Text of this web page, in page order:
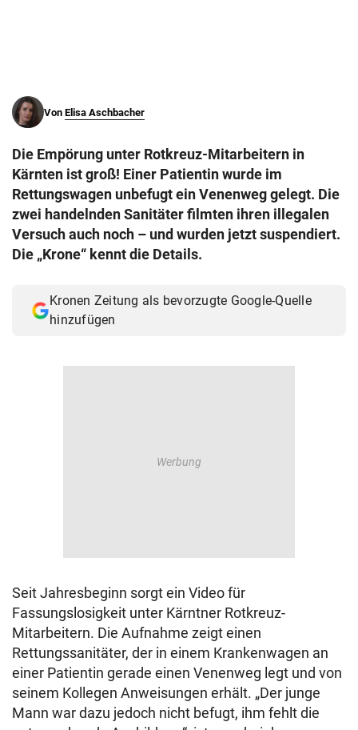
Von Elisa Aschbacher
Die Empörung unter Rotkreuz-Mitarbeitern in
Kärnten ist groß! Einer Patientin wurde im
Rettungswagen unbefugt ein Venenweg gelegt. Die
zwei handelnden Sanitäter filmten ihren illegalen
Versuch auch noch – und wurden jetzt suspendiert.
Die „Krone“ kennt die Details.
Kronen Zeitung als bevorzugte Google-Quelle
hinzufügen
Seit Jahresbeginn sorgt ein Video für
Fassungslosigkeit unter Kärntner Rotkreuz-
Mitarbeitern. Die Aufnahme zeigt einen
Rettungssanitäter, der in einem Krankenwagen an
einer Patientin gerade einen Venenweg legt und von
seinem Kollegen Anweisungen erhält. „Der junge
Mann war dazu jedoch nicht befugt, ihm fehlt die